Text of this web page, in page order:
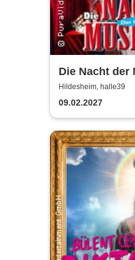
Die Nacht der
erfolgreichste
aller Zeiten
Hildesheim, halle39
09.02.2027